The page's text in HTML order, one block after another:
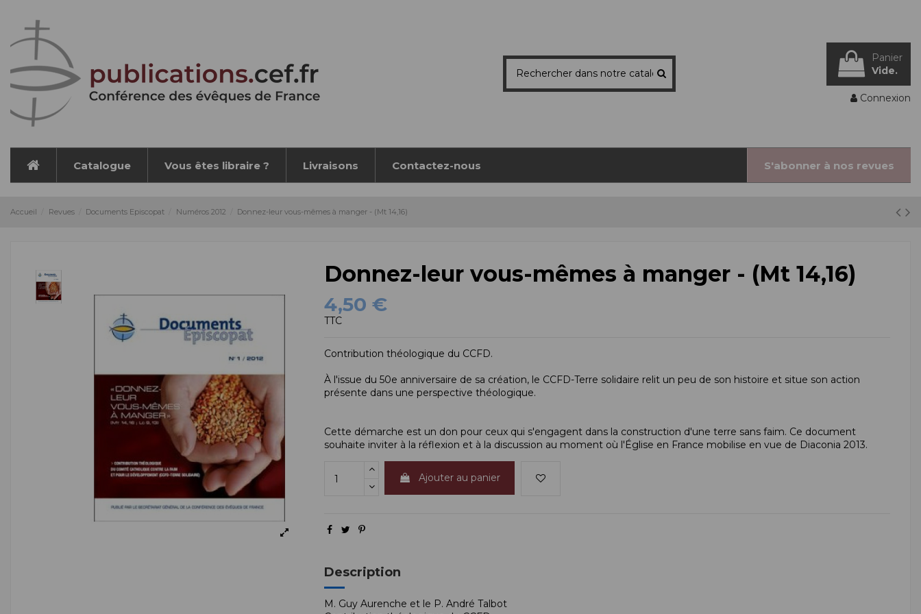
Panier
Vide.
Connexion
Catalogue Vous êtes libraire ? Livraisons Contactez-nous S'abonner à nos revues
Accueil Revues Documents Episcopat Numéros 2012 Donnez-leur vous-mêmes à manger - (Mt 14,16)
Donnez-leur vous-mêmes à manger - (Mt 14,16)
4,50 €
TTC
Contribution théologique du CCFD.
À l'issue du 50e anniversaire de sa création, le CCFD-Terre solidaire relit un peu de son histoire et situe son action
présente dans une perspective théologique.
Cette démarche est un don pour ceux qui s'engagent dans la construction d'une terre sans faim. Ce document
souhaite inviter à la réflexion et à la discussion au moment où l'Église en France mobilise en vue de Diaconia 2013.
Ajouter au panier
Description
M. Guy Aurenche et le P. André Talbot